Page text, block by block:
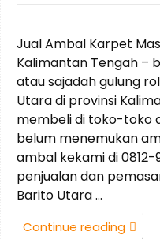
Jual Ambal Karpet
Kalimantan Tengah –
atau sajadah gulung
Utara di provinsi
membeli di toko-toko
belum menemukan
ambal kekami di
penjualan dan
Barito Utara …
Continue reading “0812-